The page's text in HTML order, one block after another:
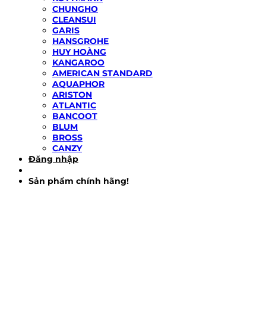
CHUNGHO
CLEANSUI
GARIS
HANSGROHE
HUY HOÀNG
KANGAROO
AMERICAN STANDARD
AQUAPHOR
ARISTON
ATLANTIC
BANCOOT
BLUM
BROSS
CANZY
Đăng nhập
Sản phẩm chính hãng!